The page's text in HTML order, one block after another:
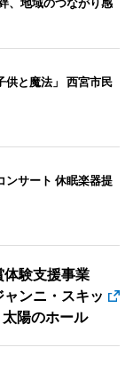
供と魔法」 西宮市民
ンサート 休眠楽器提
験支援事業
ンニ・スキッ
陽のホール